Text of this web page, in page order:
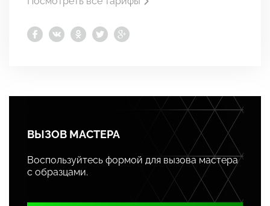
ВЫЗОВ МАСТЕРА
Воспользуйтесь формой для вызова мастера
с образцами.